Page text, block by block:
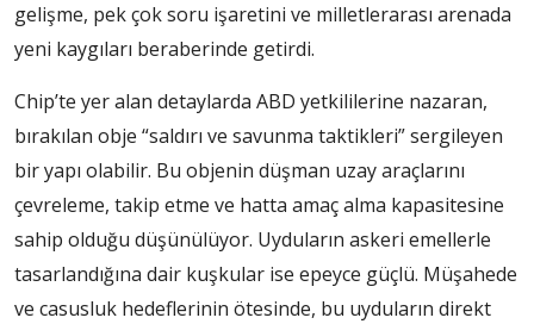
gelişme, pek çok soru işaretini ve milletlerarası arenada
yeni kaygıları beraberinde getirdi.
Chip’te yer alan detaylarda ABD yetkililerine nazaran,
bırakılan obje “saldırı ve savunma taktikleri” sergileyen
bir yapı olabilir. Bu objenin düşman uzay araçlarını
çevreleme, takip etme ve hatta amaç alma kapasitesine
sahip olduğu düşünülüyor. Uyduların askeri emellerle
tasarlandığına dair kuşkular ise epeyce güçlü. Müşahede
ve casusluk hedeflerinin ötesinde, bu uyduların direkt